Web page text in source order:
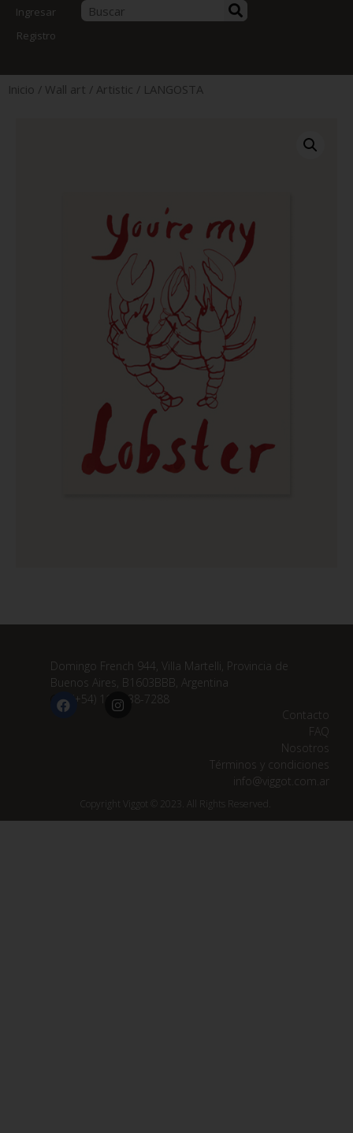
Ingresar
Registro
Inicio / Wall art / Artistic / LANGOSTA
Domingo French 944, Villa Martelli, Provincia de
Buenos Aires, B1603BBB, Argentina
(+54) 11 3838-7288
Contacto
FAQ
Nosotros
Términos y condiciones
info@viggot.com.ar
Copyright Viggot © 2023. All Rights Reserved.